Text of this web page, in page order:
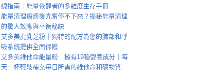
線指南｜能量覺醒者的多維度生存手冊
能量清理療癒後亢奮停不下來？揭秘能量清理
的驚人效應與平衡秘訣
艾多美虎乳芝粉｜獨特的配方為您的肺部和呼
吸系統提供全面保護
艾多美維他命能量粉｜擁有19種營養成分｜每
天一杯輕鬆補充每日所需的維他命和礦物質